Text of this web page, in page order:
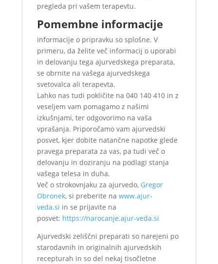
pregleda pri vašem terapevtu.
Pomembne informacije
Informacije o pripravku so splošne. V
primeru, da želite več informacij o uporabi
in delovanju tega ajurvedskega preparata,
se obrnite na vašega ajurvedskega
svetovalca ali terapevta.
Lahko nas tudi pokličite na 040 140 410 in z
veseljem vam pomagamo z našimi
izkušnjami, ter odgovorimo na vaša
vprašanja. Priporočamo vam ajurvedski
posvet, kjer dobite natančne napotke glede
pravega preparata za vas, pa tudi več o
delovanju in doziranju na podlagi stanja
vašega telesa in duha.
Več o strokovnjaku za ajurvedo, Gregor
Obronek, si preberite na www.ajur-
veda.si in se prijavite na
posvet: https://narocanje.ajur-veda.si
Ajurvedski zeliščni preparati so narejeni po
starodavnih in originalnih ajurvedskih
recepturah in so del nekaj tisočletne